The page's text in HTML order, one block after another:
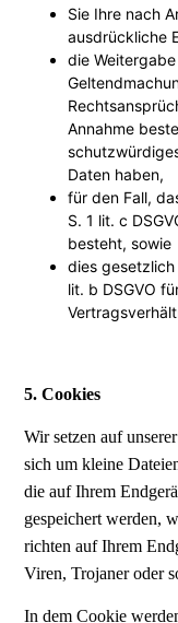
Sie Ihre nach
ausdrückliche
die
Annahme
Daten haben,
für den Fall,
S. 1 lit. c
besteht, sowie
dies gesetzlich
lit. b DSGVO
5. Cookies
Wir setzen auf
sich um kleine
die auf Ihrem
gespeichert werden,
richten auf Ihrem
Viren, Trojaner oder
In dem Cookie